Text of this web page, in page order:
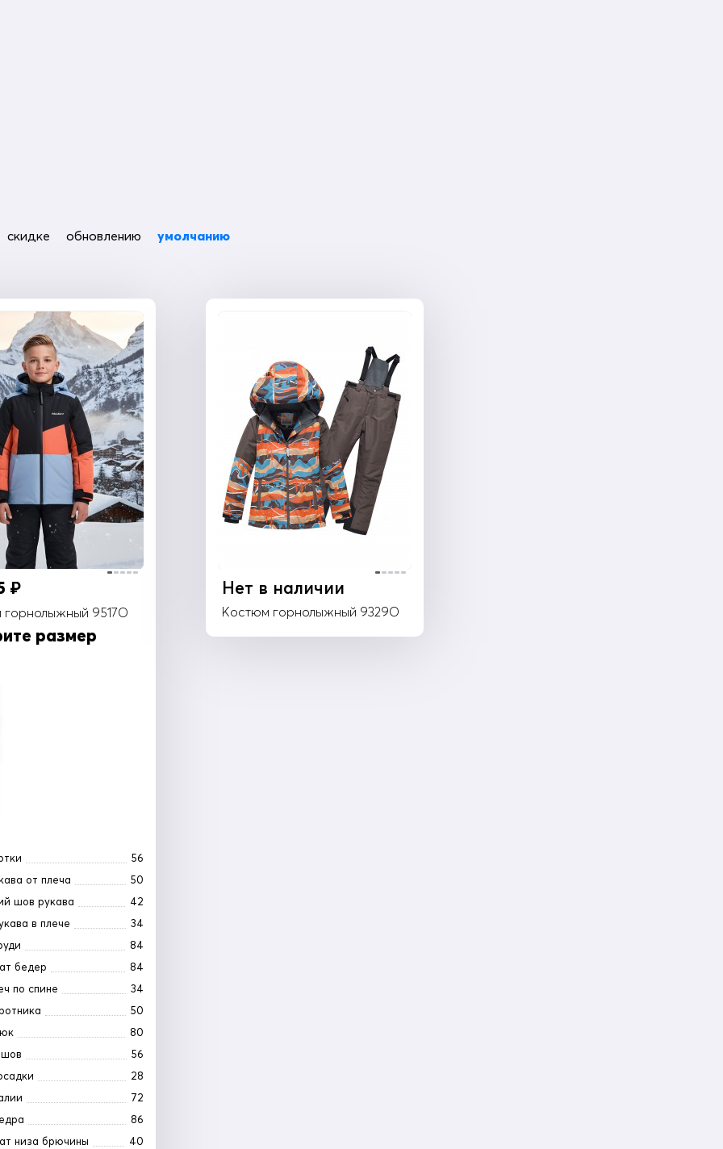
скидке обновлению умолчанию
₽
9517O
размер
56
от плеча
50
шов рукава
42
в плече
34
84
бедер
84
по спине
34
50
80
56
28
72
86
низа брючины
40
Нет в наличии
Костюм горнолыжный 9329O